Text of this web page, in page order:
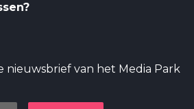
nieuwsbrief van het Media Park